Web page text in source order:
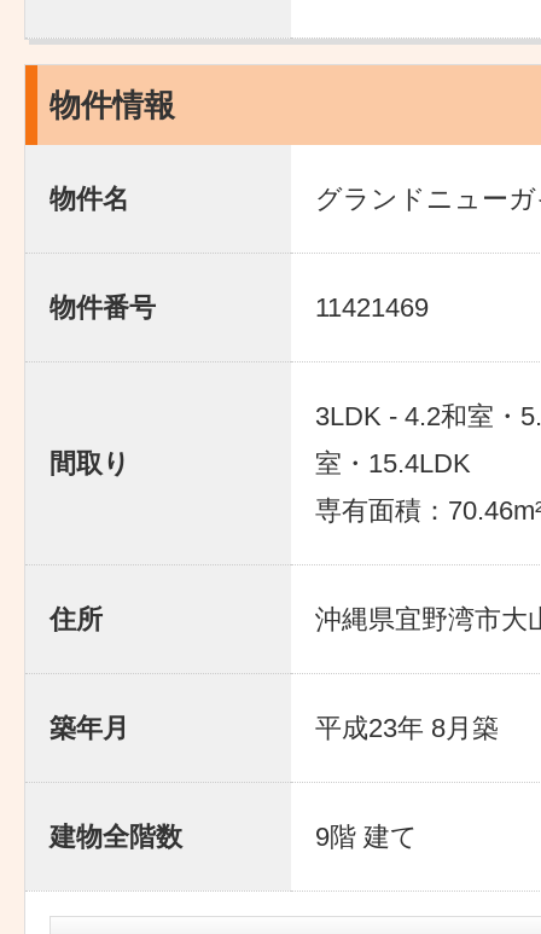
物件情報
物件名 グランドニュー
物件番号 11421469
間取り
3LDK - 4.2和室・
室・15.4LDK
専有面積：
住所 沖縄県宜野湾市大
築年月 平成23年 8月築
建物全階数 9階 建て